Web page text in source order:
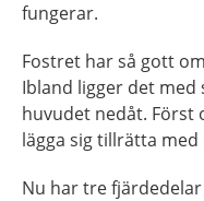
fungerar.
Fostret har så gott
Ibland ligger det
huvudet nedåt. Först
lägga sig tillrätta
Nu har tre